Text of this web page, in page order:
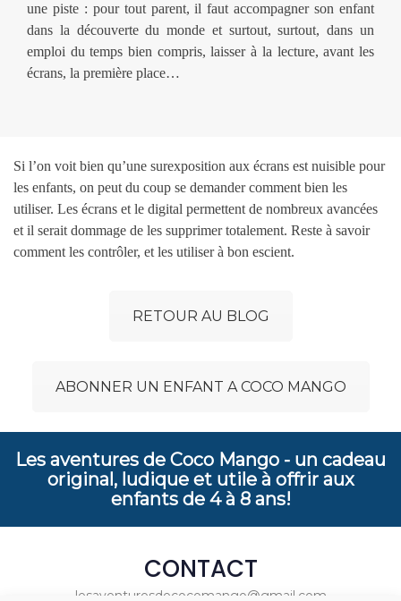
une piste : pour tout parent, il faut accompagner son enfant
dans la découverte du monde et surtout, surtout, dans un
emploi du temps bien compris, laisser à la lecture, avant les
écrans, la première place…
Si l’on voit bien qu’une surexposition aux écrans est nuisible pour
les enfants, on peut du coup se demander comment bien les
utiliser. Les écrans et le digital permettent de nombreux avancées
et il serait dommage de les supprimer totalement. Reste à savoir
comment les contrôler, et les utiliser à bon escient.
RETOUR AU BLOG
ABONNER UN ENFANT A COCO MANGO
Les aventures de Coco Mango - un cadeau
original, ludique et utile à offrir aux
enfants de 4 à 8 ans!
CONTACT
lesaventuresdecocomango@gmail.com